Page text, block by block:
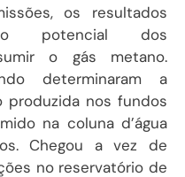
os resultados
potencial dos
o gás metano.
determinaram a
produzida nos fundos
na coluna d’água
Chegou a vez de
no reservatório de